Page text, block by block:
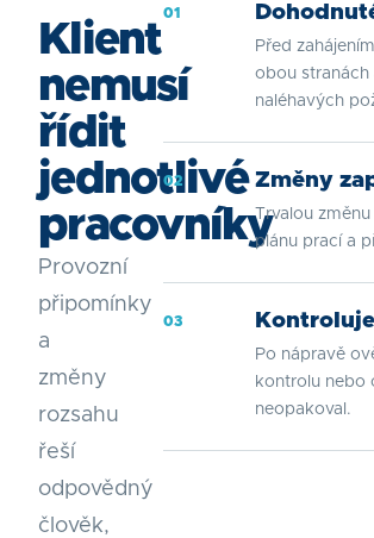
Klient
nemusí
řídit
jednotlivé
pracovníky
Provozní
připomínky
a
změny
rozsahu
řeší
odpovědný
člověk,
01
Před
obou stranách
naléhavých
02 Změny
Trvalou
plánu prací a
03
Po nápravě
kontrolu nebo
neopakoval.